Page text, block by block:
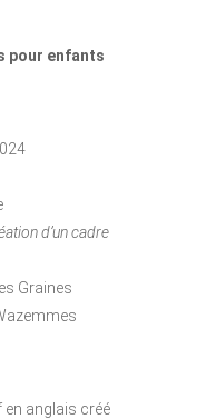
pour enfants
d’un cadre
Graines
en anglais créé